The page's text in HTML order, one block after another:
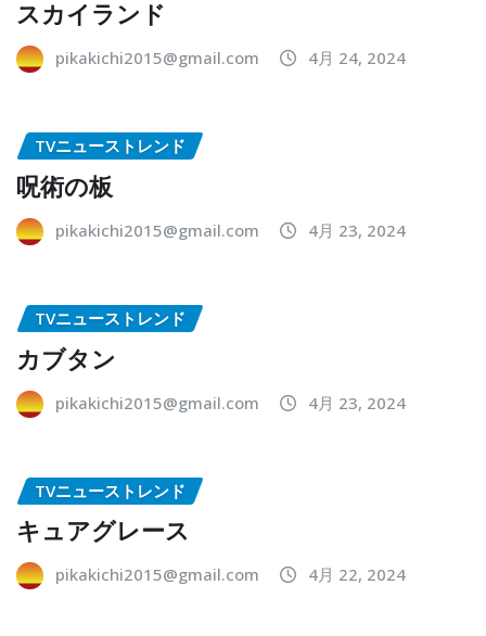
スカイランド
pikakichi2015@gmail.com 4月 24, 2024
TVニューストレンド
呪術の板
pikakichi2015@gmail.com 4月 23, 2024
TVニューストレンド
カブタン
pikakichi2015@gmail.com 4月 23, 2024
TVニューストレンド
キュアグレース
pikakichi2015@gmail.com 4月 22, 2024